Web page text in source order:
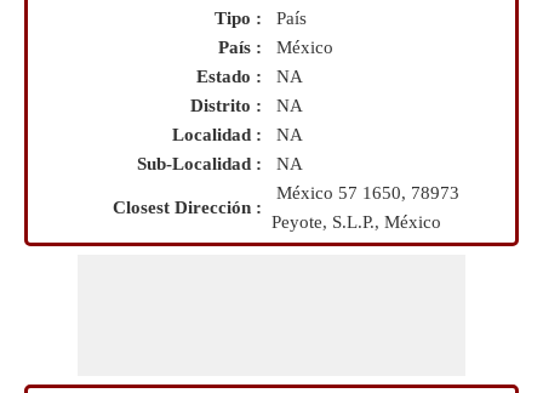
Tipo :
País
País :
México
Estado :
NA
Distrito :
NA
Localidad :
NA
Sub-Localidad :
NA
Closest Dirección :
México 57 1650, 78973
Peyote, S.L.P., México